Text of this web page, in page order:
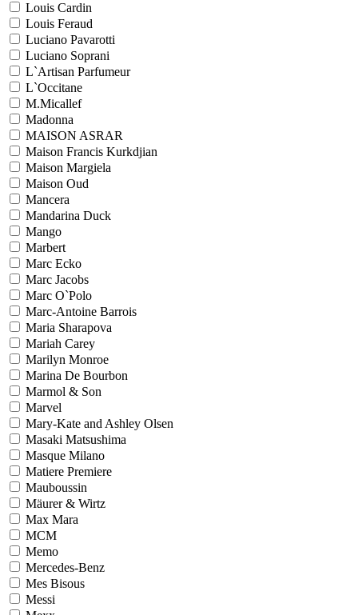
Louis Cardin
Louis Feraud
Luciano Pavarotti
Luciano Soprani
L`Artisan Parfumeur
L`Occitane
M.Micallef
Madonna
MAISON ASRAR
Maison Francis Kurkdjian
Maison Margiela
Maison Oud
Mancera
Mandarina Duck
Mango
Marbert
Marc Ecko
Marc Jacobs
Marc O`Polo
Marc-Antoine Barrois
Maria Sharapova
Mariah Carey
Marilyn Monroe
Marina De Bourbon
Marmol & Son
Marvel
Mary-Kate and Ashley Olsen
Masaki Matsushima
Masque Milano
Matiere Premiere
Mauboussin
Mäurer & Wirtz
Max Mara
MCM
Memo
Mercedes-Benz
Mes Bisous
Messi